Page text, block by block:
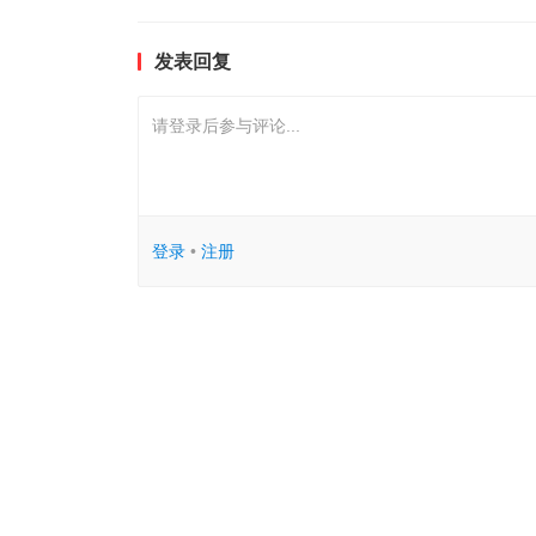
发表回复
请登录后参与评论...
登录• 注册